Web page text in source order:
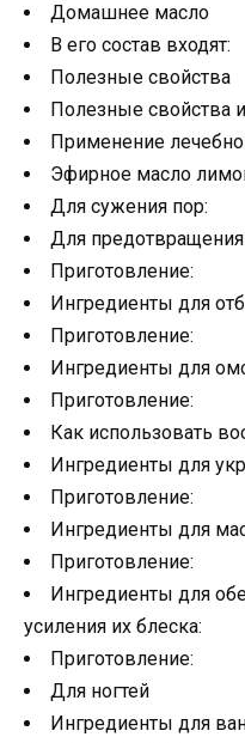
Домашнее масло
В его состав входят:
Полезные свойства
Полезные свойства
Применение
Эфирное масло
Для сужения пор:
Для
Приготовление:
Ингредиенты для
Приготовление:
Ингредиенты для
Приготовление:
Как использовать
Ингредиенты для
Приготовление:
Ингредиенты для
Приготовление:
Ингредиенты для
усиления их блеска:
Приготовление:
Для ногтей
Ингредиенты для